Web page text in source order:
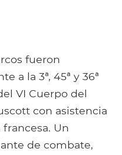
fueron
a la 3ª, 45ª y 36ª
VI Cuerpo del
con asistencia
francesa. Un
de combate,